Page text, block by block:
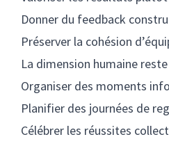
Donner du feedback
Préserver la cohésion
La dimension humaine
Organiser des moments
Planifier des journées de
Célébrer les réussites